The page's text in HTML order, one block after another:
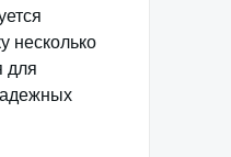
несколько
для